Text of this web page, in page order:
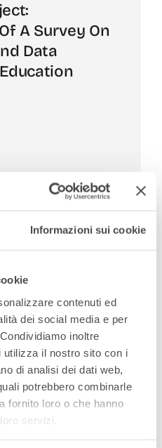
Informazioni sui cookie
contenuti ed
dei social media e per
inoltre
utilizza il nostro sito con i
di analisi dei dati web,
potrebbero combinarle
fornito loro o che hanno
servizi.
A Survey On
Data